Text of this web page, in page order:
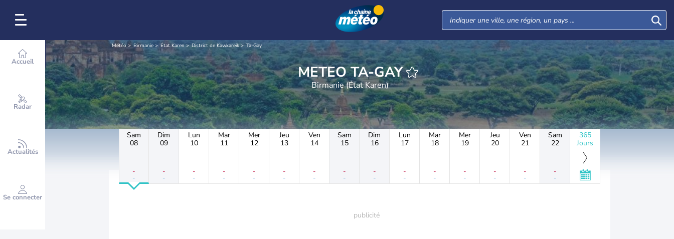
Accueil
Radar
Actualités
Se connecter
Météo Birmanie État Karen District de Kawkareik Ta-Gay
METEO TA-GAY
Birmanie (État Karen)
Sam
08
-
-
Dim
09
-
-
Lun
10
-
-
Mar
11
-
-
Mer
12
-
-
Jeu
13
-
-
Ven
14
-
-
Sam
15
-
-
Dim
16
-
-
Lun
17
-
-
Mar
18
-
-
Mer
19
-
-
Jeu
20
-
-
Ven
21
-
-
Sam
22
-
-
365
Jours